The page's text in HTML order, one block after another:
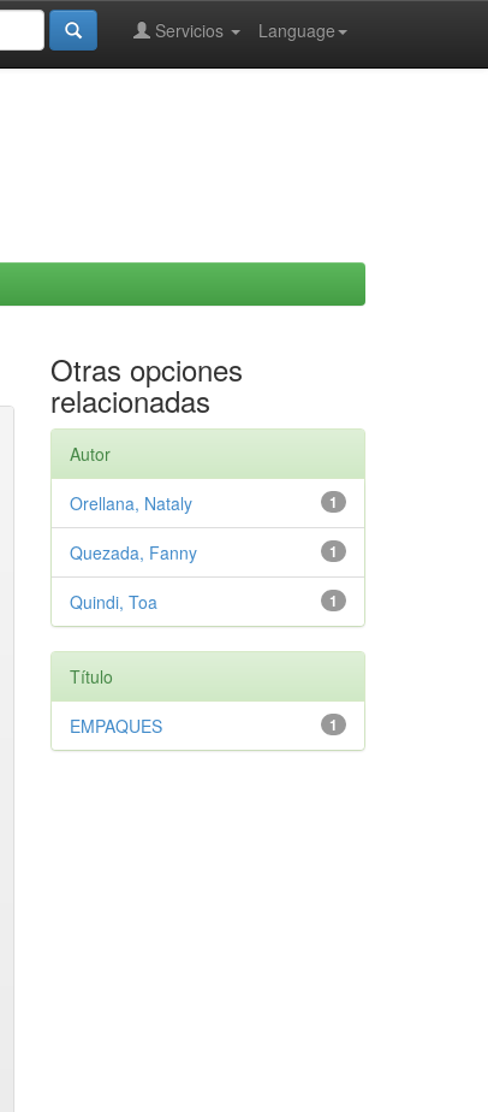
Language
Servicios
Otras opciones
relacionadas
Autor
1
Orellana, Nataly
1
Quezada, Fanny
1
Quindi, Toa
Título
1
EMPAQUES